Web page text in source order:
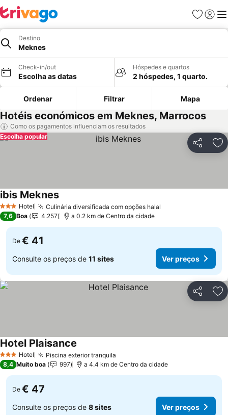
Favoritos
Iniciar
Destino
Meknes
Check-in/out
Escolha as datas
Hóspedes e quartos
2 hóspedes, 1 quarto.
Ordenar Filtrar Mapa
Hotéis económicos em Meknes, Marrocos
Como os pagamentos influenciam os resultados
Partilhar
Escolha popular
3 EstrelasHotel Culinária diversificada com opções halal
ibis MeknesVer preços
7,6 Boa 4.257 a 0.2 km de Centro da cidade
De € 41
Consulte os preços de 11 sites Ver preços
Partilhar
3 EstrelasHotel Piscina exterior tranquila
Hotel Plaisance
8,4 Muito boa 997 a 4.4 km de Centro da cidade
De € 47
Consulte os preços de 8 sites Ver preços